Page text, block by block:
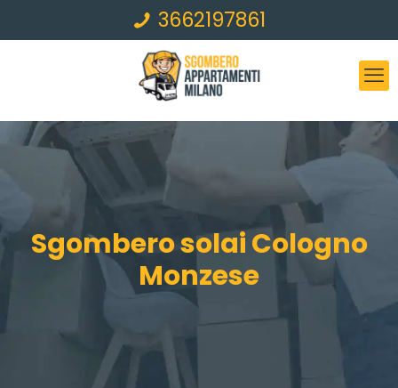
3662197861
Sgombero solai Cologno
Monzese